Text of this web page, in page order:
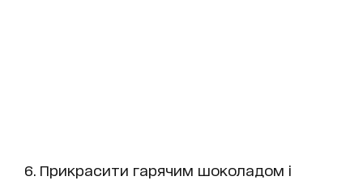
6. Прикрасити гарячим шоколадом і